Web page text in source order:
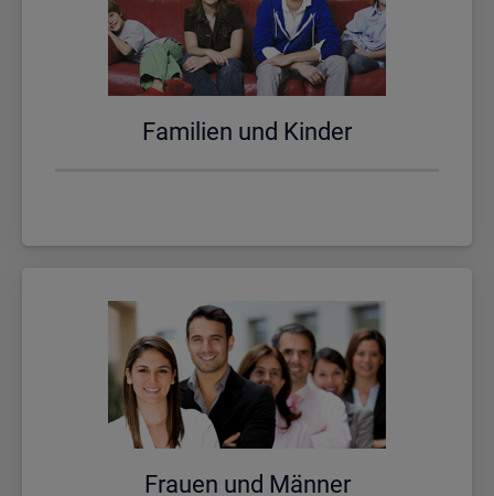
Fa­mi­li­en und Kin­der
Frau­en und Män­ner